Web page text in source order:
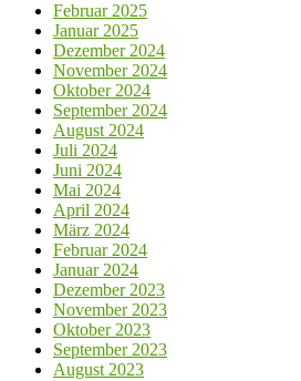
Februar 2025
Januar 2025
Dezember 2024
November 2024
Oktober 2024
September 2024
August 2024
Juli 2024
Juni 2024
Mai 2024
April 2024
März 2024
Februar 2024
Januar 2024
Dezember 2023
November 2023
Oktober 2023
September 2023
August 2023